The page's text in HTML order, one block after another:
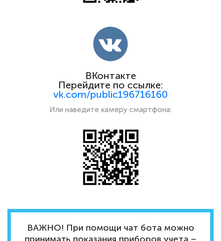
ВКонтакте
Перейдите по ссылке:
vk.com/public196716160
Или наведите камеру смартфона:
ВАЖНО! При помощи чат бота можно